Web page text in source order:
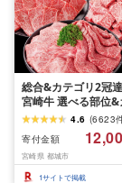
総合&カテゴリ2冠
宮崎牛 選べる部位&
ト (赤身&霜降り)or(
のみ) 500g 1kg
送時期が選べる] 牛
肉 すき焼き しゃぶし
ぶ ステーキ ギフト
4.6 (6623
寄付金額
宮崎県 都城市
1サイトで掲載